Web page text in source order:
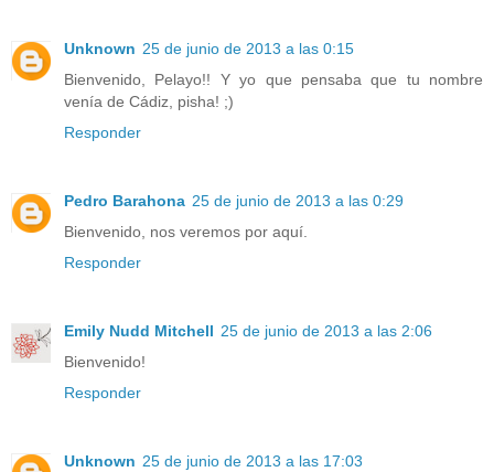
Unknown 25 de junio de 2013 a las 0:15
Bienvenido, Pelayo!! Y yo que pensaba que tu nombre
venía de Cádiz, pisha! ;)
Responder
Pedro Barahona 25 de junio de 2013 a las 0:29
Bienvenido, nos veremos por aquí.
Responder
Emily Nudd Mitchell 25 de junio de 2013 a las 2:06
Bienvenido!
Responder
Unknown 25 de junio de 2013 a las 17:03